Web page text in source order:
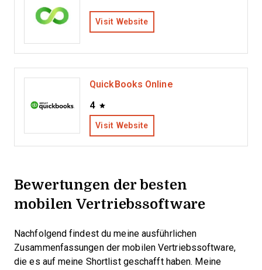
Visit Website
QuickBooks Online
4
Visit Website
Bewertungen der besten
mobilen Vertriebssoftware
Nachfolgend findest du meine ausführlichen
Zusammenfassungen der mobilen Vertriebssoftware,
die es auf meine Shortlist geschafft haben. Meine